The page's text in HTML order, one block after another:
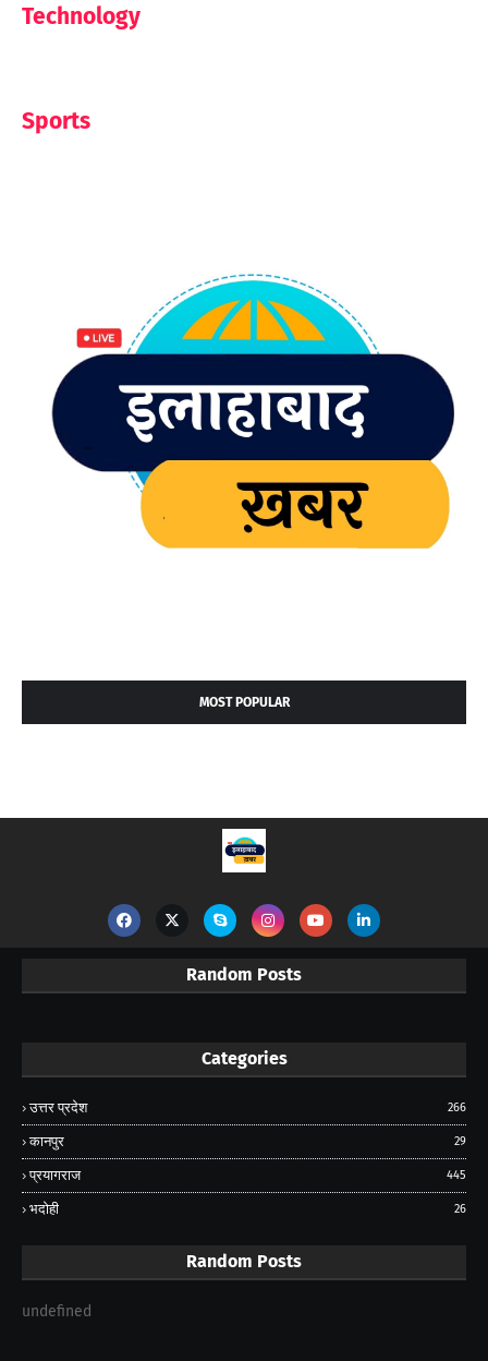
Technology
Sports
MOST POPULAR
Random Posts
Categories
उत्तर प्रदेश 266
कानपुर 29
प्रयागराज 445
भदोही 26
Random Posts
undefined